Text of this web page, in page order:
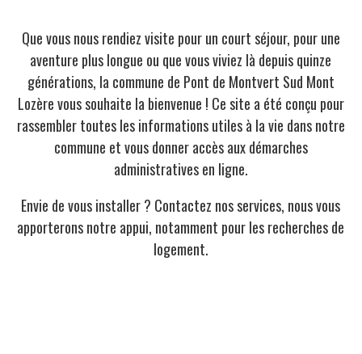
Que vous nous rendiez visite pour un court séjour, pour une
aventure plus longue ou que vous viviez là depuis quinze
générations, la commune de Pont de Montvert Sud Mont
Lozère vous souhaite la bienvenue ! Ce site a été conçu pour
rassembler toutes les informations utiles à la vie dans notre
commune et vous donner accès aux démarches
administratives en ligne.
Envie de vous installer ? Contactez nos services, nous vous
apporterons notre appui, notamment pour les recherches de
logement.